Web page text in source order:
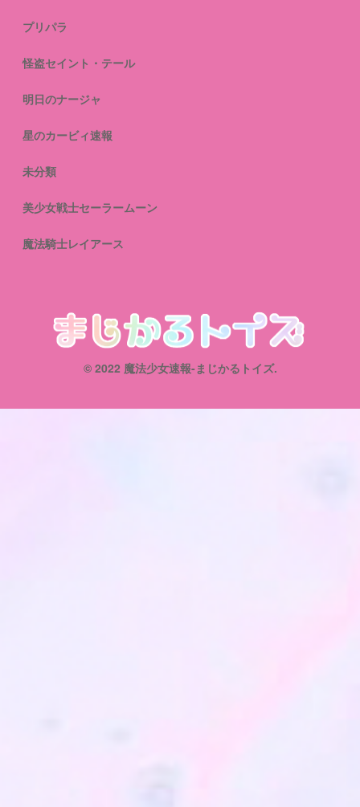
プリパラ
怪盗セイント・テール
明日のナージャ
星のカービィ速報
未分類
美少女戦士セーラームーン
魔法騎士レイアース
© 2022 魔法少女速報-まじかるトイズ.